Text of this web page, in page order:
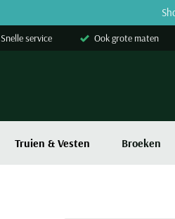
Snelle service Ook grote maten
Truien & Vesten Broeken